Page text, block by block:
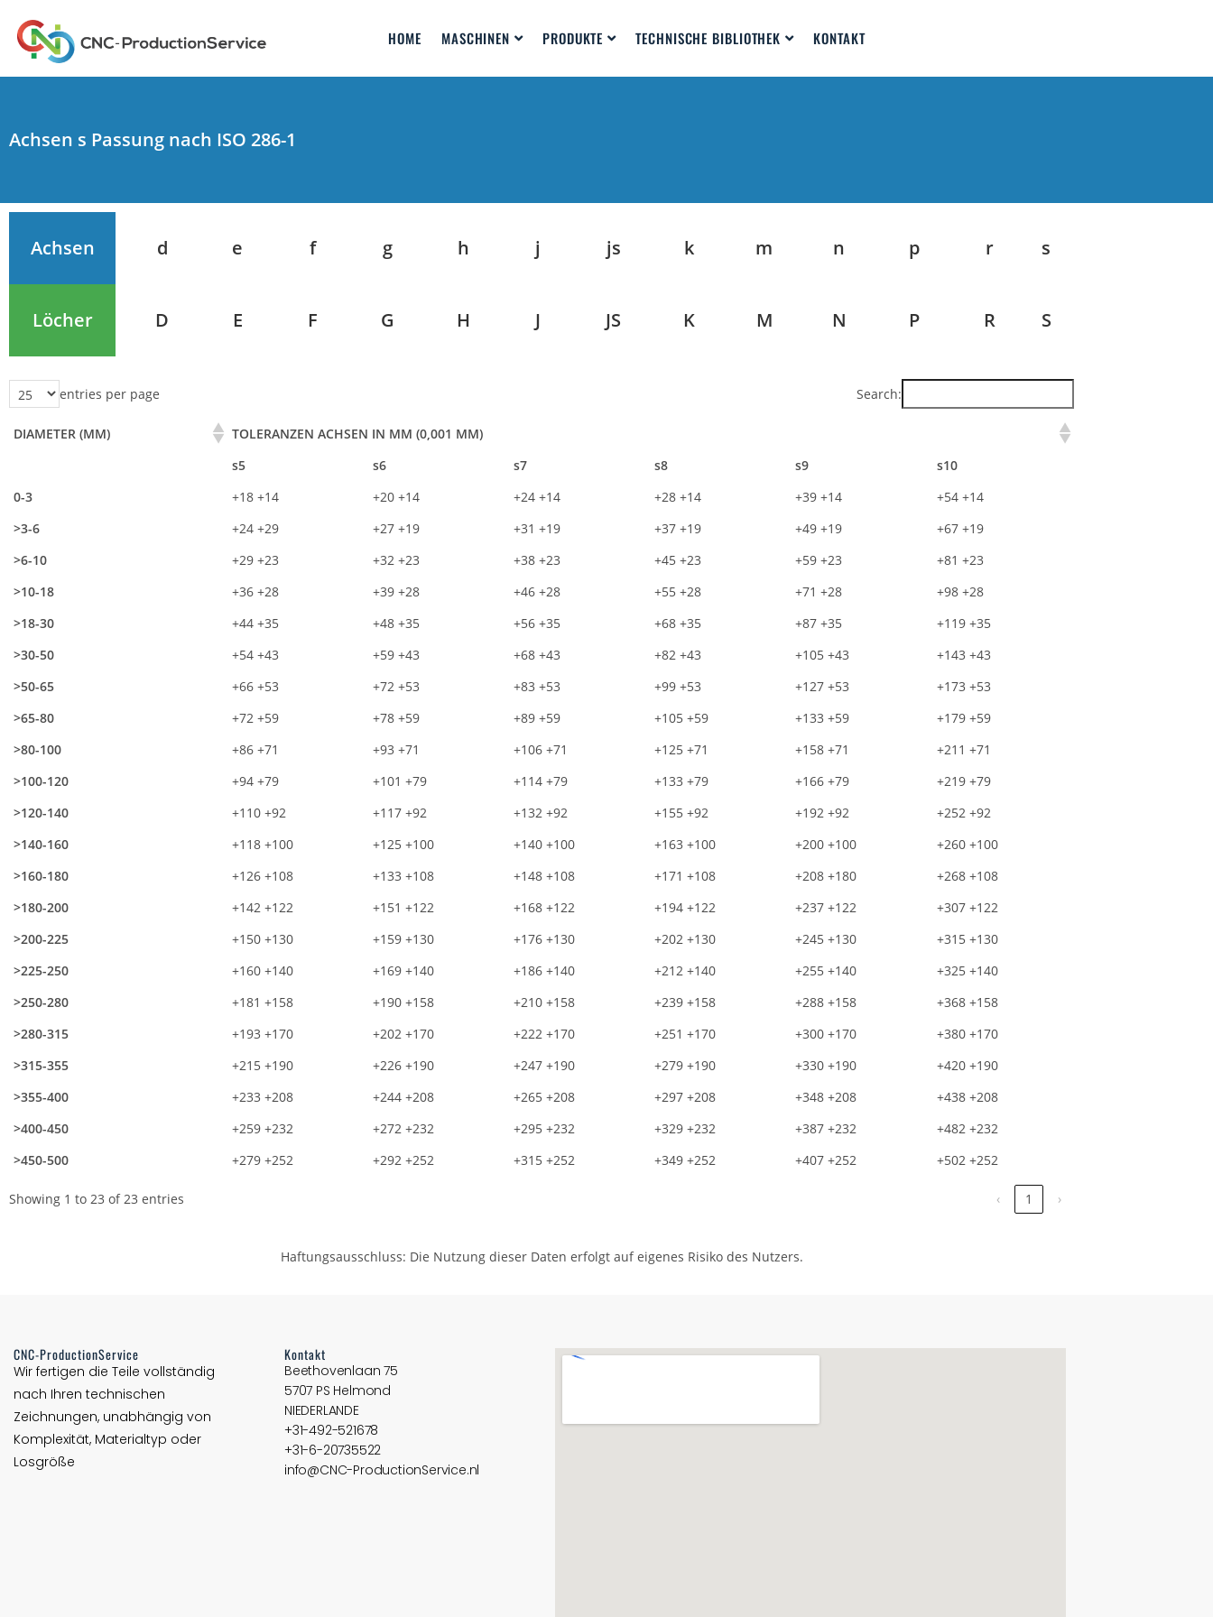
HOME MASCHINEN PRODUKTE TECHNISCHE BIBLIOTHEK KONTAKT
Achsen s Passung nach ISO 286-1
Achsen d e f g h j js k m n p r s
Löcher D E F G H J JS K M N P R S
entries per page Search:
DIAMETER (MM)
TOLERANZEN ACHSEN IN ΜM (0,001 MM)
TOLERANZEN ACHSEN IN ΜM (0,001 MM)
s5 s6 s7 s8 s9
s10
0-3
+18 +14 +20 +14 +24 +14 +28 +14 +39 +14
+54 +14
>3-6
+24 +29 +27 +19 +31 +19 +37 +19 +49 +19
+67 +19
>6-10
+29 +23 +32 +23 +38 +23 +45 +23 +59 +23
+81 +23
>10-18
+36 +28 +39 +28 +46 +28 +55 +28 +71 +28
+98 +28
>18-30
+44 +35 +48 +35 +56 +35 +68 +35 +87 +35
+119 +35
>30-50
+54 +43 +59 +43 +68 +43 +82 +43 +105 +43
+143 +43
>50-65
+66 +53 +72 +53 +83 +53 +99 +53 +127 +53
+173 +53
>65-80
+72 +59 +78 +59 +89 +59 +105 +59 +133 +59
+179 +59
>80-100
+86 +71 +93 +71 +106 +71 +125 +71 +158 +71
+211 +71
>100-120
+94 +79 +101 +79 +114 +79 +133 +79 +166 +79
+219 +79
>120-140
+110 +92 +117 +92 +132 +92 +155 +92 +192 +92
+252 +92
>140-160
+118 +100 +125 +100 +140 +100 +163 +100 +200 +100
+260 +100
>160-180
+126 +108 +133 +108 +148 +108 +171 +108 +208 +180
+268 +108
>180-200
+142 +122 +151 +122 +168 +122 +194 +122 +237 +122
+307 +122
>200-225
+150 +130 +159 +130 +176 +130 +202 +130 +245 +130
+315 +130
>225-250
+160 +140 +169 +140 +186 +140 +212 +140 +255 +140
+325 +140
>250-280
+181 +158 +190 +158 +210 +158 +239 +158 +288 +158
+368 +158
>280-315
+193 +170 +202 +170 +222 +170 +251 +170 +300 +170
+380 +170
>315-355
+215 +190 +226 +190 +247 +190 +279 +190 +330 +190
+420 +190
>355-400
+233 +208 +244 +208 +265 +208 +297 +208 +348 +208
+438 +208
>400-450
+259 +232 +272 +232 +295 +232 +329 +232 +387 +232
+482 +232
>450-500
+279 +252 +292 +252 +315 +252 +349 +252 +407 +252 +502 +252
Showing 1 to 23 of 23 entries ‹ 1 ›
Haftungsausschluss: Die Nutzung dieser Daten erfolgt auf eigenes Risiko des Nutzers.
CNC-ProductionService
Wir fertigen die Teile vollständig
nach Ihren technischen
Zeichnungen, unabhängig von
Komplexität, Materialtyp oder
Losgröße
Kontakt
Beethovenlaan 75
5707 PS Helmond
NIEDERLANDE
+31-492-521678
+31-6-20735522
info@CNC-ProductionService.nl